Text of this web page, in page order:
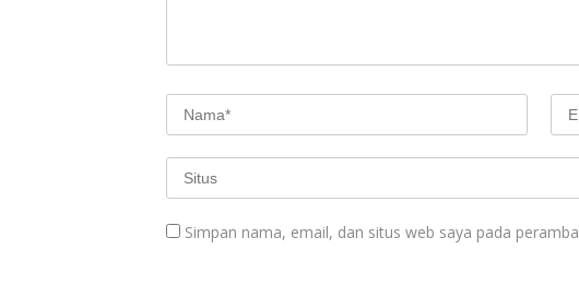
Simpan nama, email, dan situs web saya pada